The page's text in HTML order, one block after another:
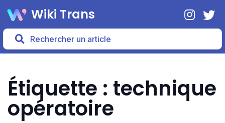
Wiki Trans
Étiquette : technique
opératoire